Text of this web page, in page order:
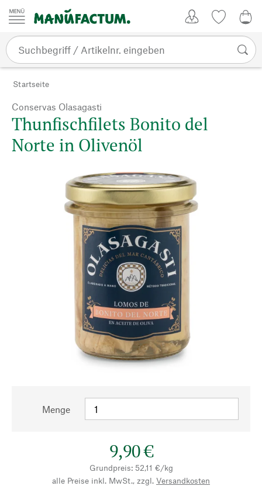
Zum Inhalt springen
Startseite
Conservas Olasagasti
Thunfischfilets Bonito del
Norte in Olivenöl
Menge
9,90 €
Grundpreis: 52,11 €/kg
alle Preise inkl. MwSt., zzgl. Versandkosten